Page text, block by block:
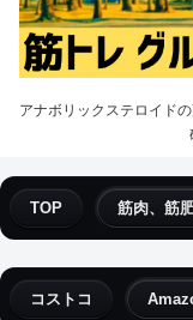
アナボリックステロイド
TOP 筋肉、筋
コストコ